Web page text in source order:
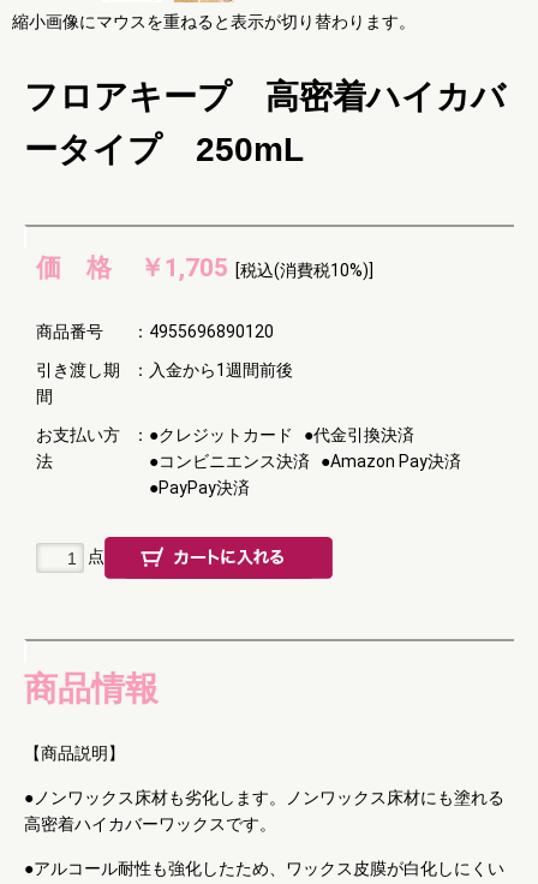
縮小画像にマウスを重ねると表示が切り替わります。
フロアキープ 高密着ハイカバ
ータイプ 250mL
価 格 ￥1,705 [税込(消費税10%)]
商品番号 ： 4955696890120
引き渡し期
間
： 入金から1週間前後
お支払い方
法
： ●クレジットカード
●代金引換決済
●コンビニエンス決済
●Amazon Pay決済
●PayPay決済
点
商品情報
【商品説明】
●ノンワックス床材も劣化します。ノンワックス床材にも塗れる
高密着ハイカバーワックスです。
●アルコール耐性も強化したため、ワックス皮膜が白化しにくい